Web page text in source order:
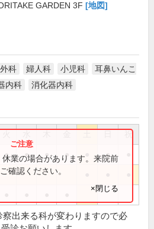
GARDEN 3F [地図]
科 婦人科 小児科
耳鼻いんこ
内科 消化器内科
祝
● ● ● ● ●
業の場合があります。来院前
確認ください。
×閉じる
察出来る科が変わりますので必